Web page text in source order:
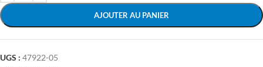
AJOUTER AU PANIER
UGS : 47922-05